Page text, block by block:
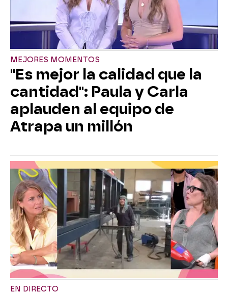
MEJORES MOMENTOS
"Es mejor la calidad que la
cantidad": Paula y Carla
aplauden al equipo de
Atrapa un millón
EN DIRECTO